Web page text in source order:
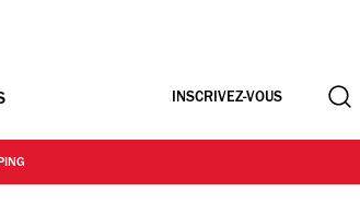
INSCRIVEZ-VOUS